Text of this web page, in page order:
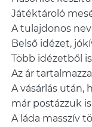
Játéktároló
A tulajdonos
Belső idézet,
Több idézetből
Az ár
A vásárlás után,
már postázzuk
A láda masszív